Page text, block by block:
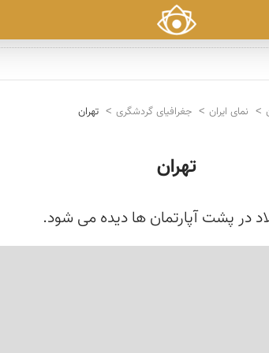
نمای ایران جغرافیای گردشگری تهران
تهران
در پشت آپارتمان ها دیده می شود.